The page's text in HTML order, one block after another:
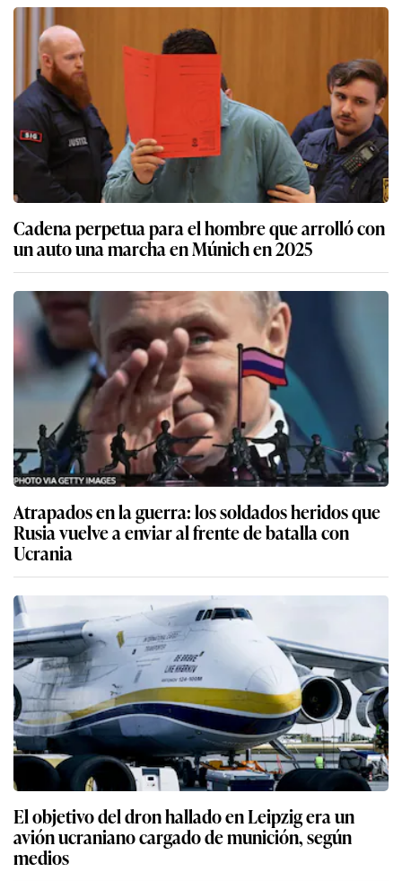
Cadena perpetua para el hombre que arrolló con
un auto una marcha en Múnich en 2025
Atrapados en la guerra: los soldados heridos que
Rusia vuelve a enviar al frente de batalla con
Ucrania
El objetivo del dron hallado en Leipzig era un
avión ucraniano cargado de munición, según
medios